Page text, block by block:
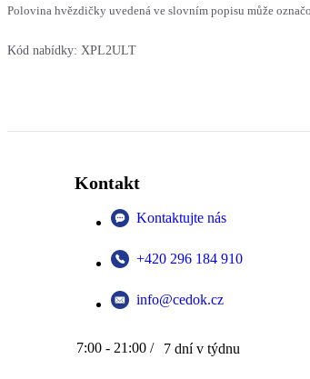
Polovina hvězdičky uvedená ve slovním popisu může
Kód nabídky: XPL2ULT
Kontakt
Kontaktujte nás
+420 296 184 910
info@cedok.cz
7:00 - 21:00 / 7 dní v týdnu